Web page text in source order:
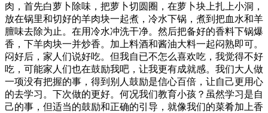
肉，首先白萝卜除味，把萝卜切圆圈，在萝卜块上扎上小洞，
放在锅里和切好的羊肉块一起煮，冷水下锅，煮到把血水和羊
膻味去除为止。在用冷水冲洗干净。然后把备好的香料下锅爆
香，下羊肉块一并炒香。加上料酒和酱油大料一起闷熟即可。
闷好后，家人们说好吃。但我自已不怎么喜欢吃，我觉得不好
吃，可能家人们也在鼓励我吧，让我更有成就感。我们大人做
一项没有把握的事，得到别人鼓励是信心百倍，让自己更用心
的去学习。下次做的更好。何况我们教育小孩？虽然学习是自
己的事，但适当的鼓励和正确的引导，就像我们的菜肴加上香